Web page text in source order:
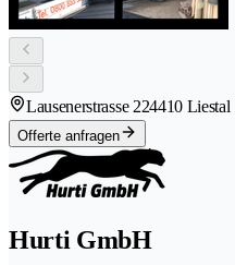
Lausenerstrasse 224410 Liestal
Offerte anfragen
Hurti GmbH